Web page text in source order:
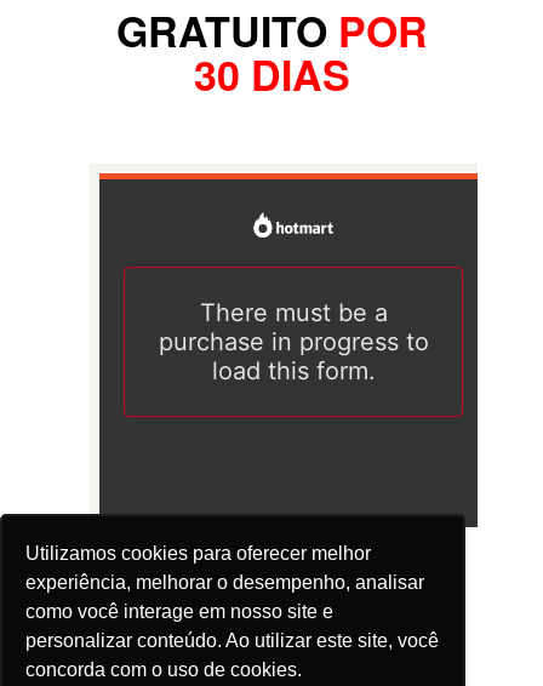
Utilizamos cookies para oferecer melhor
experiência, melhorar o desempenho, analisar
como você interage em nosso site e
personalizar conteúdo. Ao utilizar este site, você
concorda com o uso de cookies.
GRATUITO POR
30 DIAS